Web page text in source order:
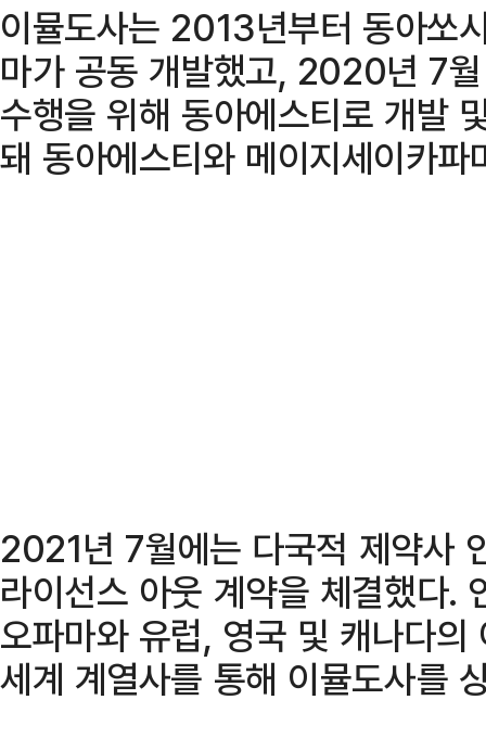
이뮬도사는 2013년부터 동아쏘
마가 공동 개발했고, 2020년 7
수행을 위해 동아에스티로 개발
돼 동아에스티와 메이지세이카
2021년 7월에는 다국적 제약사
라이선스 아웃 계약을 체결했다.
오파마와 유럽, 영국 및 캐나다
세계 계열사를 통해 이뮬도사를